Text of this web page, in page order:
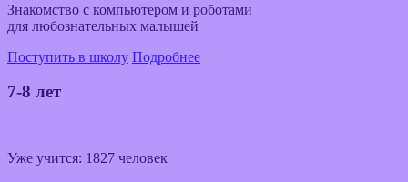
Знакомство с компьютером и роботами
для любознательных малышей
Поступить в школу Подробнее
7-8 лет
Уже учится: 1827 человек